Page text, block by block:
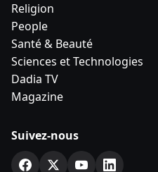
Religion
People
Santé & Beauté
Sciences et Technologies
Dadia TV
Magazine
Suivez-nous